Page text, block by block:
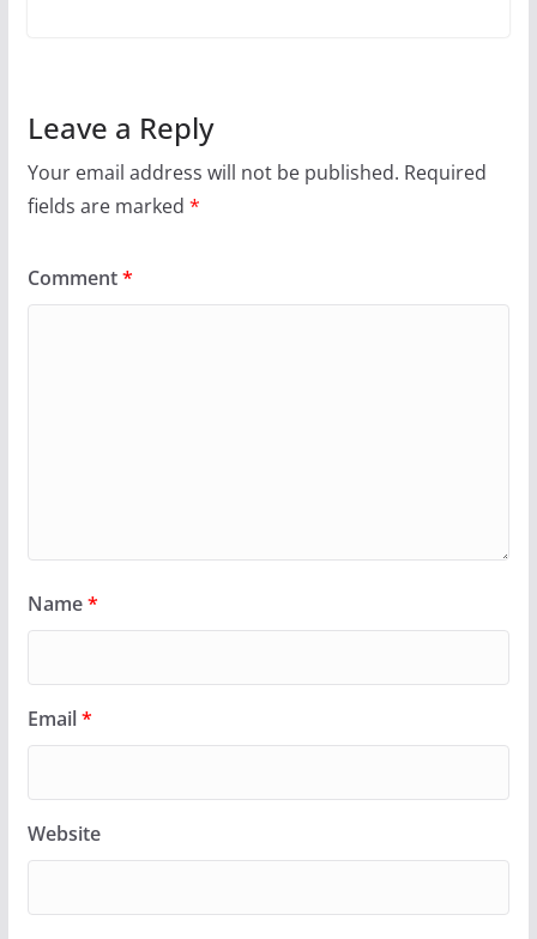
Leave a Reply
Your email address will not be published. Required
fields are marked *
Comment*
Name*
Email*
Website